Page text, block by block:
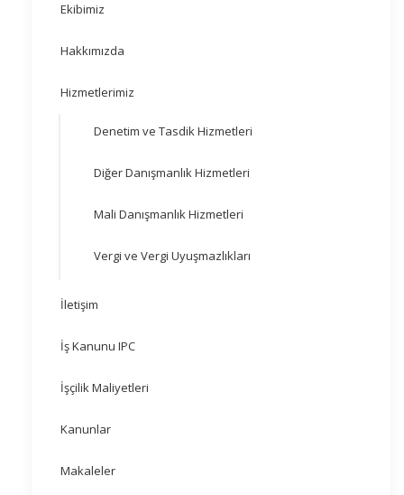
Ekibimiz
Hakkımızda
Hizmetlerimiz
Denetim ve Tasdik Hizmetleri
Diğer Danışmanlık Hizmetleri
Mali Danışmanlık Hizmetleri
Vergi ve Vergi Uyuşmazlıkları
İletişim
İş Kanunu IPC
İşçilik Maliyetleri
Kanunlar
Makaleler